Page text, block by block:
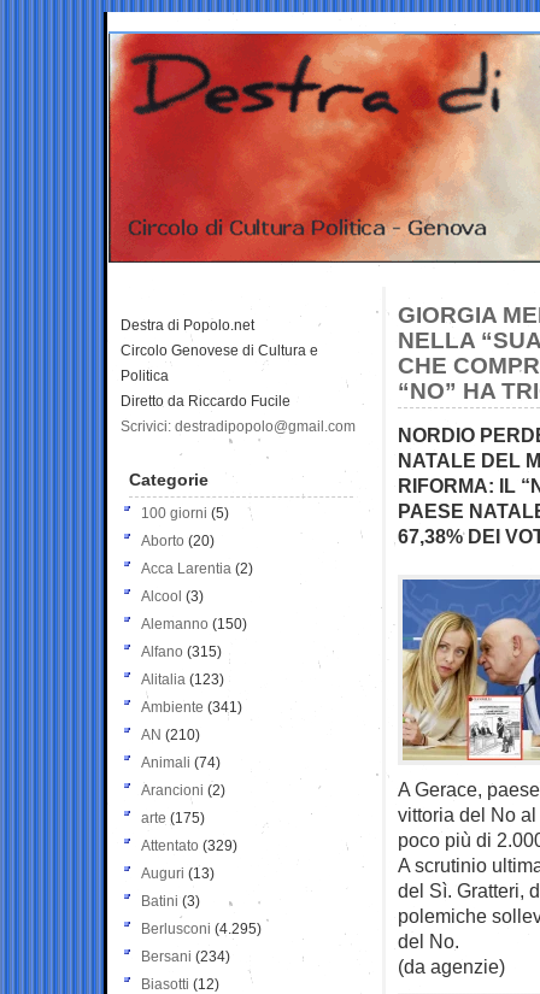
GIORGIA
NELLA
CHE
“NO” HA
NORDIO
NATALE DEL
RIFORMA: IL
PAESE
67,38% DEI
A Gerace,
vittoria del No
poco più di
A scrutinio
del Sì. Gratteri,
polemiche
del No.
(da agenzie)
Destra di Popolo.net
Circolo Genovese di Cultura e
Politica
Diretto da Riccardo Fucile
Scrivici: destradipopolo@gmail.com
Categorie
100 giorni (5)
Aborto (20)
Acca Larentia (2)
Alcool (3)
Alemanno (150)
Alfano (315)
Alitalia (123)
Ambiente (341)
AN (210)
Animali (74)
Arancioni (2)
arte (175)
Attentato (329)
Auguri (13)
Batini (3)
Berlusconi (4.295)
Bersani (234)
Biasotti (12)